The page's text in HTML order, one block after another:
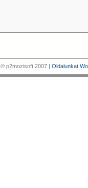
© p2mozisoft 2007 | Oldalunkat